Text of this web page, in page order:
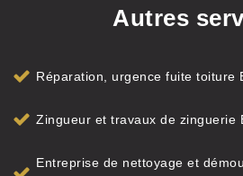
Autres
Réparation, urgence fuite toiture
Zingueur et travaux de zinguerie
Entreprise de nettoyage et